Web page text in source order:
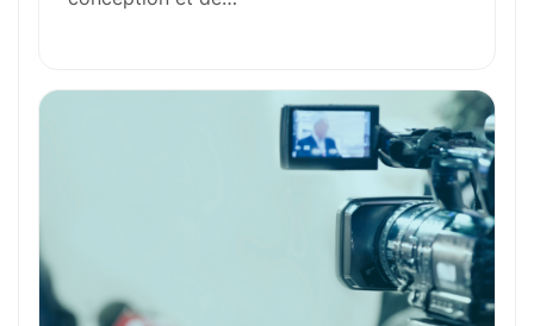
Formation et Qualifications
Avantages